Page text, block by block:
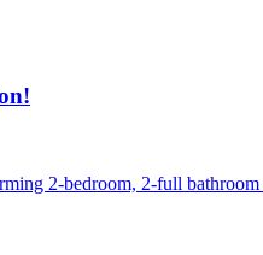
2-bedroom, 2-full bathroom